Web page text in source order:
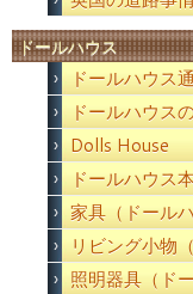
ドールハウス
ドールハウス
ドールハウス
Dolls House
ドールハウス
家具（ドールハ
リビング小物
照明器具（ド